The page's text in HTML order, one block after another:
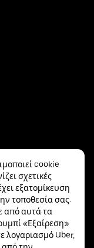
cookie
σχετικές
εξατομίκευση
τοποθεσία σας.
από αυτά τα
«Εξαίρεση»
λογαριασμό Uber,